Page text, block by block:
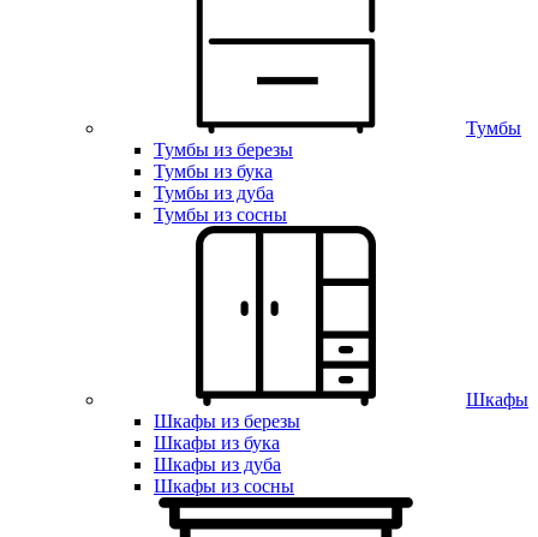
Тумбы
Тумбы из березы
Тумбы из бука
Тумбы из дуба
Тумбы из сосны
Шкафы
Шкафы из березы
Шкафы из бука
Шкафы из дуба
Шкафы из сосны